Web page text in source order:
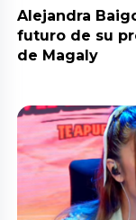
Alejandra
futuro de su
de Magaly